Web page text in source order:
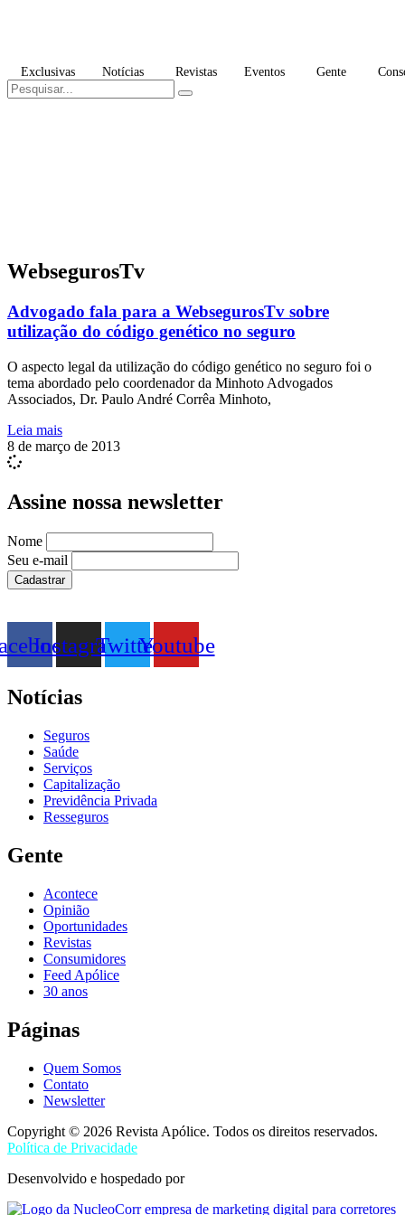
Exclusivas Notícias Revistas Eventos Gente
WebsegurosTv
Advogado fala para a WebsegurosTv sobre
utilização do código genético no seguro
O aspecto legal da utilização do código genético no seguro foi o
tema abordado pelo coordenador da Minhoto Advogados
Associados, Dr. Paulo André Corrêa Minhoto,
Leia mais
8 de março de 2013
Assine nossa newsletter
Nome
Seu e-mail
InstagramTwitterYoutube
Notícias
Seguros
Saúde
Serviços
Capitalização
Previdência Privada
Resseguros
Gente
Acontece
Opinião
Oportunidades
Revistas
Consumidores
Feed Apólice
30 anos
Páginas
Quem Somos
Contato
Newsletter
Copyright © 2026 Revista Apólice. Todos os direitos reservados.
Política de Privacidade
Desenvolvido e hospedado por